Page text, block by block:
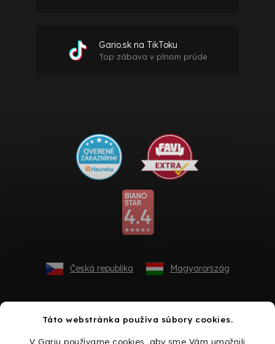
Táto webstránka používa súbory cookies.
V Gariu používame cookies, aby sme Vám umožnili
Gario.sk na TikToku
Top zábava v plnom prúde
Česká republika Magyarország